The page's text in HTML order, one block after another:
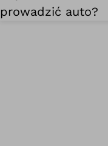
prowadzić auto?